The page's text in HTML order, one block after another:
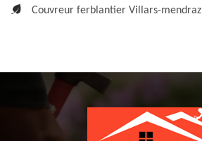
Couvreur ferblantier Villars-mendraz